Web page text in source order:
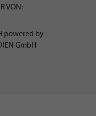
VON:
powered by
GmbH